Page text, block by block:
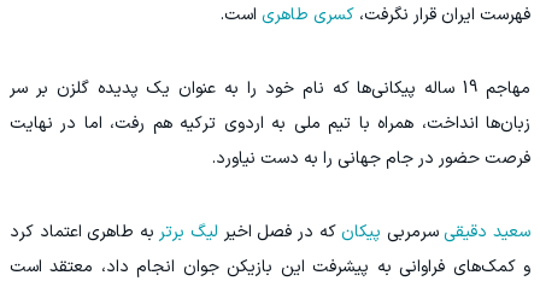
فهرست ایران قرار نگرفت، کسری طاهری است.
مهاجم 19 ساله پیکانی‌ها که نام خود را به عنوان یک پدیده گلزن بر سر
زبان‌ها انداخت، همراه با تیم ملی به اردوی ترکیه هم رفت، اما در نهایت
فرصت حضور در جام جهانی را به دست نیاورد.
سعید دقیقی سرمربی پیکانکه در فصل اخیر لیگ برتر به طاهری اعتماد کرد
و کمک‌های فراوانی به پیشرفت این بازیکن جوان انجام داد، معتقد است